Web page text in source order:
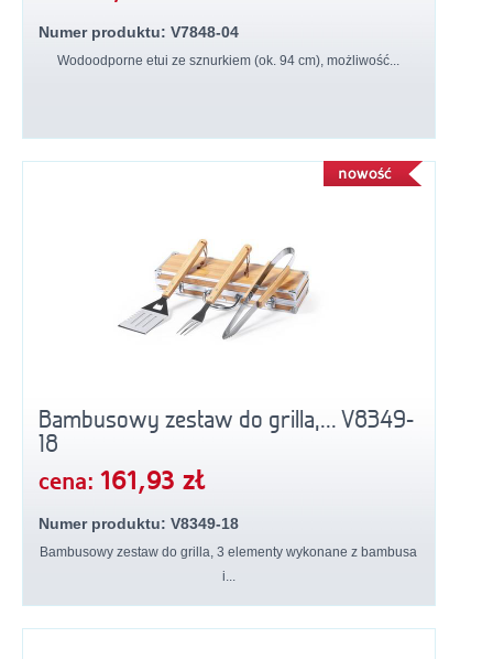
Numer produktu: V7848-04
Wodoodporne etui ze sznurkiem (ok. 94 cm), możliwość...
Bambusowy zestaw do grilla,... V8349-
18
cena: 161,93 zł
Numer produktu: V8349-18
Bambusowy zestaw do grilla, 3 elementy wykonane z bambusa
i...